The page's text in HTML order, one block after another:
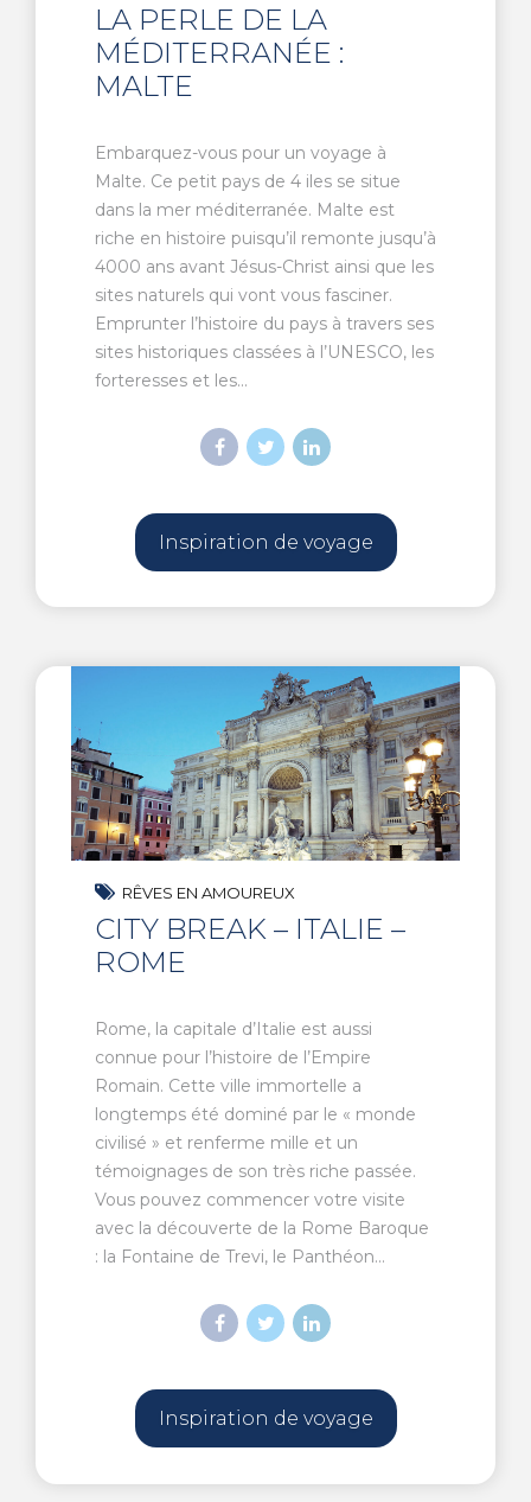
LA PERLE DE LA
MÉDITERRANÉE :
MALTE
Embarquez-vous pour un voyage à
Malte. Ce petit pays de 4 iles se situe
dans la mer méditerranée. Malte est
riche en histoire puisqu’il remonte jusqu’à
4000 ans avant Jésus-Christ ainsi que les
sites naturels qui vont vous fasciner.
Emprunter l’histoire du pays à travers ses
sites historiques classées à l’UNESCO, les
forteresses et les...
Inspiration de voyage
RÊVES EN AMOUREUX
CITY BREAK – ITALIE –
ROME
Rome, la capitale d’Italie est aussi
connue pour l’histoire de l’Empire
Romain. Cette ville immortelle a
longtemps été dominé par le « monde
civilisé » et renferme mille et un
témoignages de son très riche passée.
Vous pouvez commencer votre visite
avec la découverte de la Rome Baroque
: la Fontaine de Trevi, le Panthéon...
Inspiration de voyage